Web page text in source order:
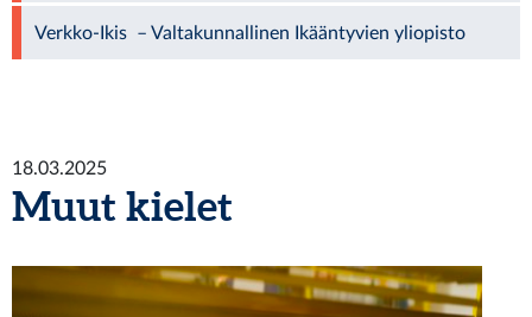
18.03.2025
Muut kielet
Verkko-Ikis – Valtakunnallinen Ikääntyvien yliopisto